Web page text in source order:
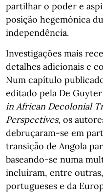
partilhar o poder e
posição hegemónica
independência.
Investigações mais
detalhes adicionais e
Num capítulo
editado pela De
in African Decolonial
Perspectives, os
debruçaram-se em
transição de Angola
baseando-se numa
incluíram, entre
portugueses e da